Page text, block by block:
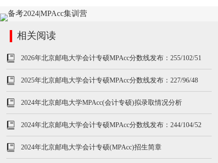
相关阅读
2026年北京邮电大学会计专硕MPAcc分数线发布：255/102/51
2025年北京邮电大学会计专硕MPAcc分数线发布：227/96/48
2024年北京邮电大学MPAcc(会计专硕)拟录取情况分析
2024年北京邮电大学会计专硕MPAcc分数线发布：244/104/52
2024年北京邮电大学会计专硕(MPAcc)招生简章